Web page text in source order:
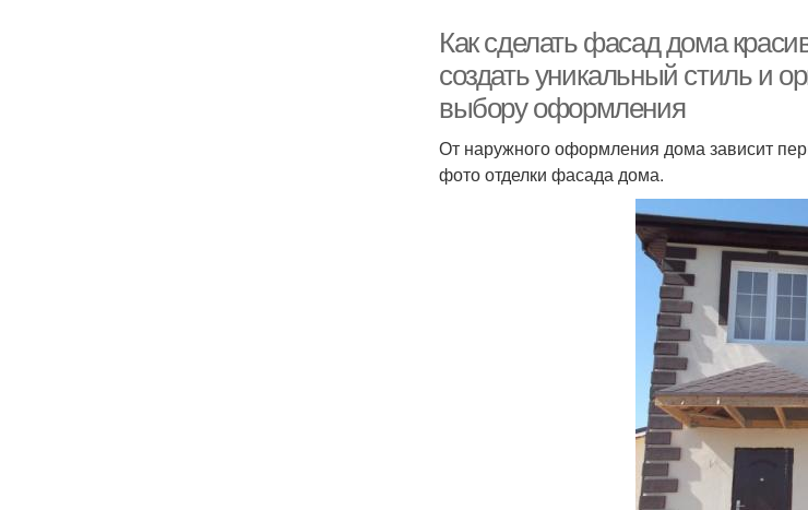
Как сделать фасад дома
создать уникальный стиль и
выбору оформления
От наружного оформления дома зависит
фото отделки фасада дома.